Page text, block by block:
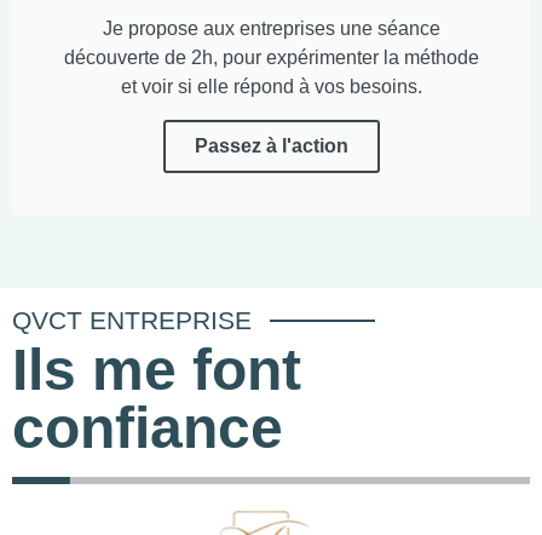
Je propose aux entreprises une séance
découverte de 2h, pour expérimenter la méthode
et voir si elle répond à vos besoins.
Passez à l'action
QVCT ENTREPRISE
Ils me font
confiance